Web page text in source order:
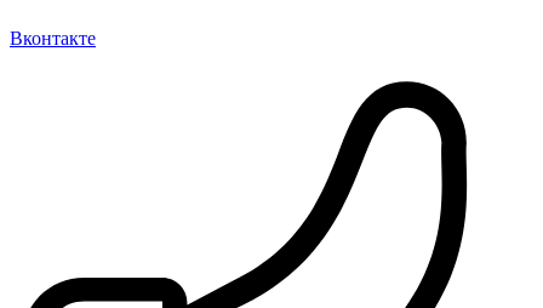
Вконтакте